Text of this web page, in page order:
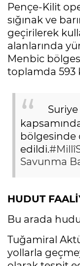
Pençe-Kilit
sığınak ve
geçirilerek
alanlarında
Menbic
toplamda 593
bölgesinde
edildi.
Savunma
HUDUT
Bu arada
Tuğamiral
yollarla